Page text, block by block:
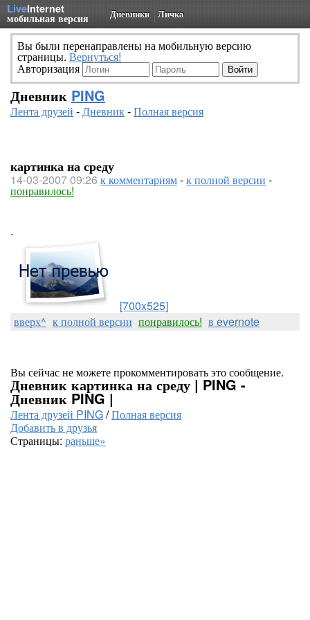
LiveInternet
мобильная версия Дневники Личка
Вы были перенаправлены на мобильную версию
страницы. Вернуться!
Авторизация
Дневник PING
Лента друзей -Дневник-Полная версия
картинка на среду
14-03-2007 09:26 к комментариям-к полной версии -
понравилось!
.
[700x525]
вверх^ к полной версии понравилось! в evernote
Вы сейчас не можете прокомментировать это сообщение.
Дневник картинка на среду | PING -
Дневник PING |
Лента друзей PING/Полная версия
Добавить в друзья
Страницы: раньше»